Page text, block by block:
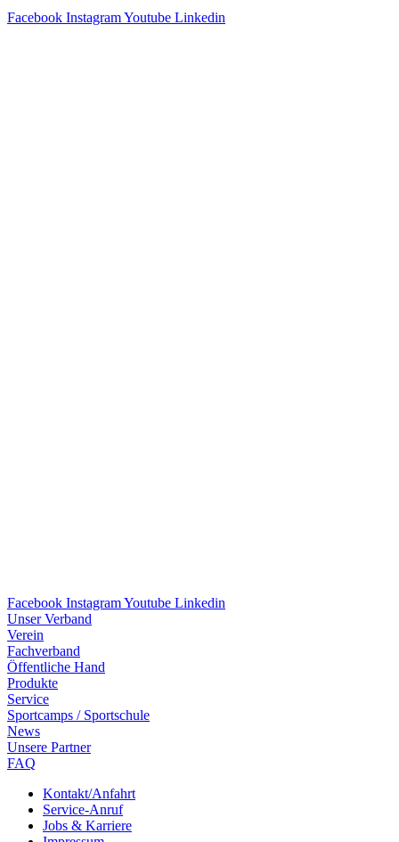
Facebook InstagramYoutube Linkedin
Facebook InstagramYoutube Linkedin
Unser Verband
Verein
Fach­ver­band
Öffent­li­che Hand
Produkte
Service
Sport­camps / Sportschule
News
Unsere Part­ner
FAQ
Kontakt/​​Anfahrt
Service-Anruf
Jobs & Karriere